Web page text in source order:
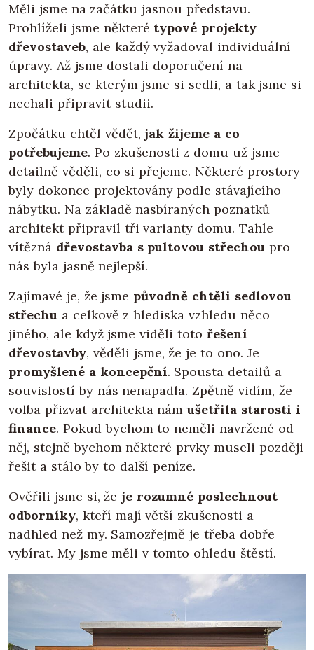
Měli jsme na začátku jasnou představu.
Prohlíželi jsme některé typové projekty
dřevostaveb, ale každý vyžadoval individuální
úpravy. Až jsme dostali doporučení na
architekta, se kterým jsme si sedli, a tak jsme si
nechali připravit studii.
Zpočátku chtěl vědět,jak žijeme a co
potřebujeme. Po zkušenosti z domu už jsme
detailně věděli, co si přejeme. Některé prostory
byly dokonce projektovány podle stávajícího
nábytku. Na základě nasbíraných poznatků
architekt připravil tři varianty domu. Tahle
vítězná dřevostavba s pultovou střechou pro
nás byla jasně nejlepší.
Zajímavé je, že jsme původně chtěli sedlovou
střechu a celkově z hlediska vzhledu něco
jiného, ale když jsme viděli toto řešení
dřevostavby, věděli jsme, že je to ono. Je
promyšlené a koncepční. Spousta detailů a
souvislostí by nás nenapadla. Zpětně vidím, že
volba přizvat architekta námušetřila starosti i
finance. Pokud bychom to neměli navržené od
něj, stejně bychom některé prvky museli později
řešit a stálo by to další peníze.
Ověřili jsme si, žeje rozumné poslechnout
odborníky, kteří mají větší zkušenosti a
nadhled než my. Samozřejmě je třeba dobře
vybírat. My jsme měli v tomto ohledu štěstí.